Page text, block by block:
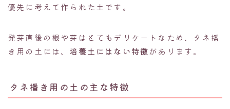
優先に考えて作られた土です。
発芽直後の根や芽はとてもデリケートなため、タネ播
き用の土には、 培養土にはない特徴があります。
タネ播き用の土の主な特徴